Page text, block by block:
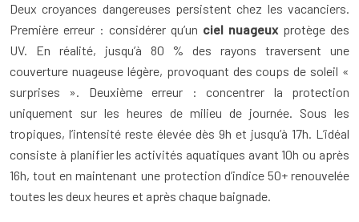
Deux croyances dangereuses persistent chez les vacanciers.
Première erreur : considérer qu’un ciel nuageux protège des
UV. En réalité, jusqu’à 80 % des rayons traversent une
couverture nuageuse légère, provoquant des coups de soleil «
surprises ». Deuxième erreur : concentrer la protection
uniquement sur les heures de milieu de journée. Sous les
tropiques, l’intensité reste élevée dès 9h et jusqu’à 17h. L’idéal
consiste à planifier les activités aquatiques avant 10h ou après
16h, tout en maintenant une protection d’indice 50+ renouvelée
toutes les deux heures et après chaque baignade.